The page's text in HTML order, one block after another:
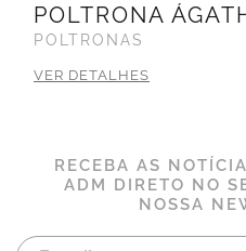
POLTRONA
POLTRONAS
VER DETALHES
RECEBA AS
ADM DIRETO NO
NOSSA